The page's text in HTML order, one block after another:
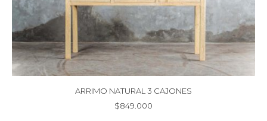
ARRIMO NATURAL 3 CAJONES
$849.000